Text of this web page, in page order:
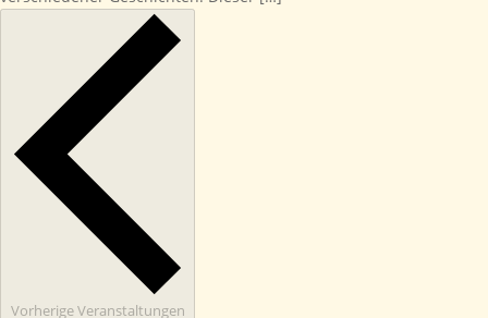
VorherigeVeranstaltungen